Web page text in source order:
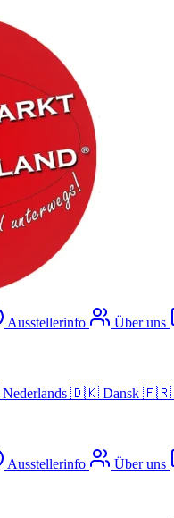
Ausstellerinfo Über uns
Nederlands 🇩🇰 Dansk 🇫🇷
Ausstellerinfo Über uns